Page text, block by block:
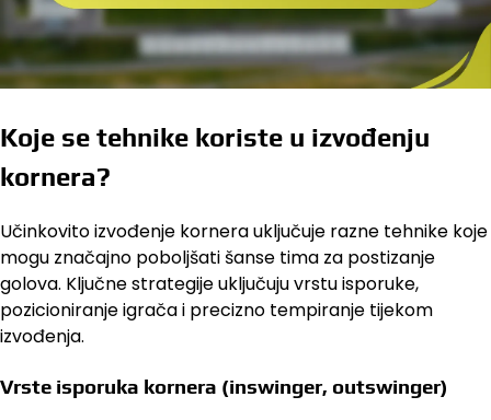
Koje se tehnike koriste u izvođenju
kornera?
Učinkovito izvođenje kornera uključuje razne tehnike koje
mogu značajno poboljšati šanse tima za postizanje
golova. Ključne strategije uključuju vrstu isporuke,
pozicioniranje igrača i precizno tempiranje tijekom
izvođenja.
Vrste isporuka kornera (inswinger, outswinger)